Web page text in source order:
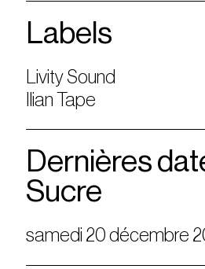
Labels
Livity Sound
Ilian Tape
Dernières
Sucre
samedi 20 décembre